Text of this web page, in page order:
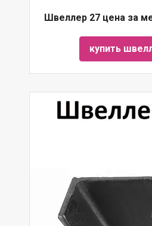
Швеллер 27 цена за
купить